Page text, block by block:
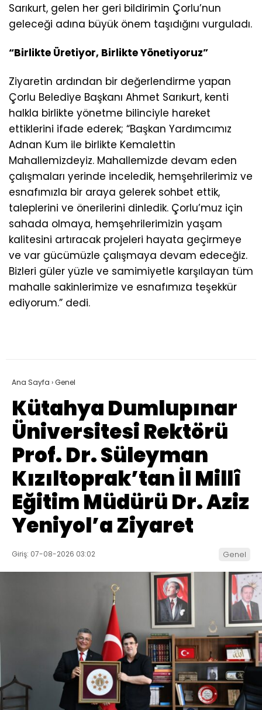
Sarıkurt, gelen her geri bildirimin Çorlu’nun
geleceği adına büyük önem taşıdığını vurguladı.
“Birlikte Üretiyor, Birlikte Yönetiyoruz”
Ziyaretin ardından bir değerlendirme yapan
Çorlu Belediye Başkanı Ahmet Sarıkurt, kenti
halkla birlikte yönetme bilinciyle hareket
ettiklerini ifade ederek; “Başkan Yardımcımız
Adnan Kum ile birlikte Kemalettin
Mahallemizdeyiz. Mahallemizde devam eden
çalışmaları yerinde inceledik, hemşehrilerimiz ve
esnafımızla bir araya gelerek sohbet ettik,
taleplerini ve önerilerini dinledik. Çorlu’muz için
sahada olmaya, hemşehrilerimizin yaşam
kalitesini artıracak projeleri hayata geçirmeye
ve var gücümüzle çalışmaya devam edeceğiz.
Bizleri güler yüzle ve samimiyetle karşılayan tüm
mahalle sakinlerimize ve esnafımıza teşekkür
ediyorum.” dedi.
Ana Sayfa ›Genel
Kütahya Dumlupınar
Üniversitesi Rektörü
Prof. Dr. Süleyman
Kızıltoprak’tan İl Millî
Eğitim Müdürü Dr. Aziz
Yeniyol’a Ziyaret
Giriş: 07-08-2026 03:02 Genel